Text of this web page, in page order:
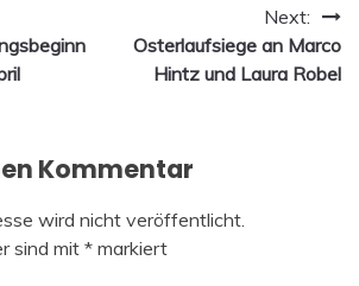
Next:
Osterlaufsiege an Marco
Hintz und Laura Robel
Kommentar
wird nicht veröffentlicht.
sind mit * markiert